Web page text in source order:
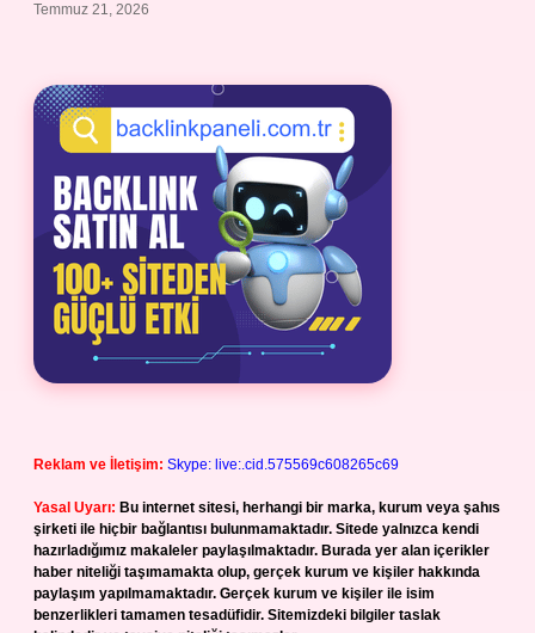
Temmuz 21, 2026
Reklam ve İletişim: Skype: live:.cid.575569c608265c69
Yasal Uyarı: Bu internet sitesi, herhangi bir marka, kurum veya şahıs
şirketi ile hiçbir bağlantısı bulunmamaktadır. Sitede yalnızca kendi
hazırladığımız makaleler paylaşılmaktadır. Burada yer alan içerikler
haber niteliği taşımamakta olup, gerçek kurum ve kişiler hakkında
paylaşım yapılmamaktadır. Gerçek kurum ve kişiler ile isim
benzerlikleri tamamen tesadüfidir. Sitemizdeki bilgiler taslak